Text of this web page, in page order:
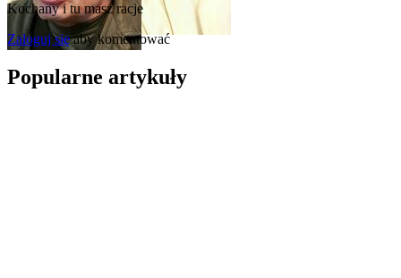
Kochany i tu masz racje
Zaloguj sięaby komentować
Popularne artykuły